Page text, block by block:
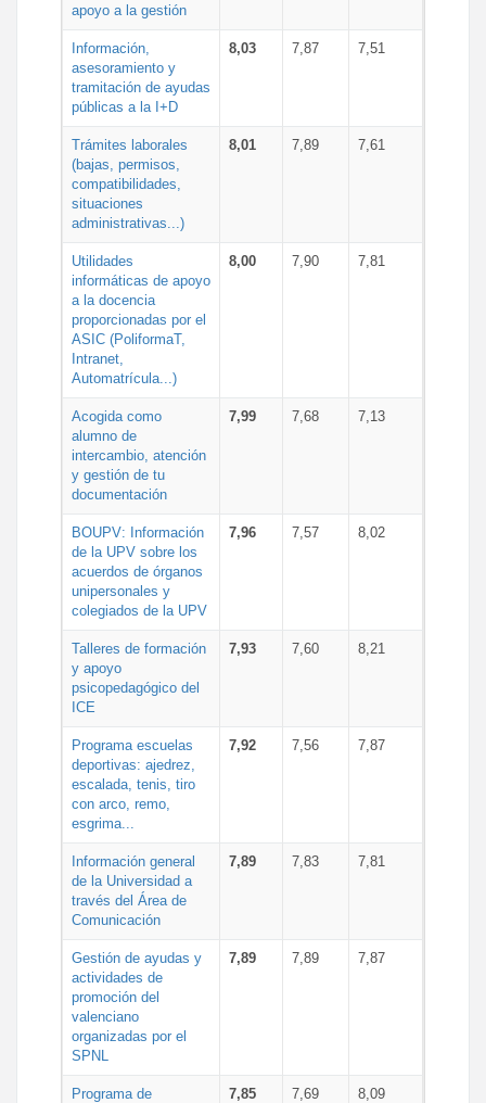
apoyo a la gestión
Información,
asesoramiento y
tramitación de ayudas
públicas a la I+D
8,03 7,87 7,51
Trámites laborales
(bajas, permisos,
compatibilidades,
situaciones
administrativas...)
8,01 7,89 7,61
Utilidades
informáticas de apoyo
a la docencia
proporcionadas por el
ASIC (PoliformaT,
Intranet,
Automatrícula...)
8,00 7,90 7,81
Acogida como
alumno de
intercambio, atención
y gestión de tu
documentación
7,99 7,68 7,13
BOUPV: Información
de la UPV sobre los
acuerdos de órganos
unipersonales y
colegiados de la UPV
7,96 7,57 8,02
Talleres de formación
y apoyo
psicopedagógico del
ICE
7,93 7,60 8,21
Programa escuelas
deportivas: ajedrez,
escalada, tenis, tiro
con arco, remo,
esgrima...
7,92 7,56 7,87
Información general
de la Universidad a
través del Área de
Comunicación
7,89 7,83 7,81
Gestión de ayudas y
actividades de
promoción del
valenciano
organizadas por el
SPNL
7,89 7,89 7,87
Programa de
7,85 7,69 8,09